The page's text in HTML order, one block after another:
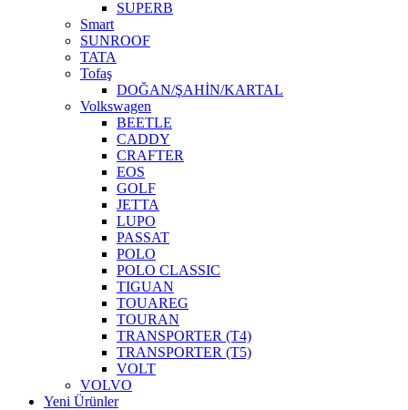
SUPERB
Smart
SUNROOF
TATA
Tofaş
DOĞAN/ŞAHİN/KARTAL
Volkswagen
BEETLE
CADDY
CRAFTER
EOS
GOLF
JETTA
LUPO
PASSAT
POLO
POLO CLASSIC
TIGUAN
TOUAREG
TOURAN
TRANSPORTER (T4)
TRANSPORTER (T5)
VOLT
VOLVO
Yeni Ürünler